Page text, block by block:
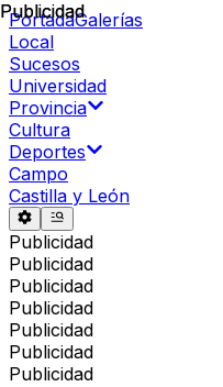
PortadaGalerías
Local
Sucesos
Universidad
Provincia
Cultura
Deportes
Campo
Castilla y León
Publicidad
Publicidad
Publicidad
Publicidad
Publicidad
Publicidad
Publicidad
Publicidad
Publicidad